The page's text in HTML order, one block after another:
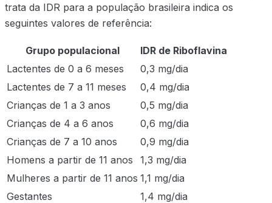
trata da IDR para a população brasileira indica os
seguintes valores de referência:
Grupo populacional
IDR de Riboflavina
Lactentes de 0 a 6 meses
0,3 mg/dia
Lactentes de 7 a 11 meses
0,4 mg/dia
Crianças de 1 a 3 anos
0,5 mg/dia
Crianças de 4 a 6 anos
0,6 mg/dia
Crianças de 7 a 10 anos
0,9 mg/dia
Homens a partir de 11 anos
1,3 mg/dia
Mulheres a partir de 11 anos 1,1 mg/dia
Gestantes
1,4 mg/dia